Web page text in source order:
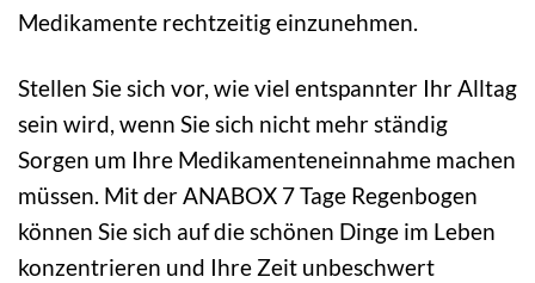
Medikamente rechtzeitig einzunehmen.
Stellen Sie sich vor, wie viel entspannter Ihr Alltag
sein wird, wenn Sie sich nicht mehr ständig
Sorgen um Ihre Medikamenteneinnahme machen
müssen. Mit der ANABOX 7 Tage Regenbogen
können Sie sich auf die schönen Dinge im Leben
konzentrieren und Ihre Zeit unbeschwert